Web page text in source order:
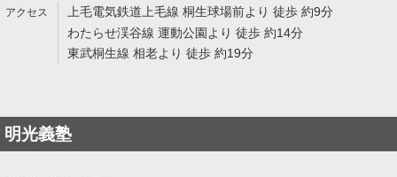
上毛電気鉄道上毛線 桐生球場前より 徒歩 約9分
わたらせ渓谷線 運動公園より 徒歩 約14分
東武桐生線 相老より 徒歩 約19分
明光義塾